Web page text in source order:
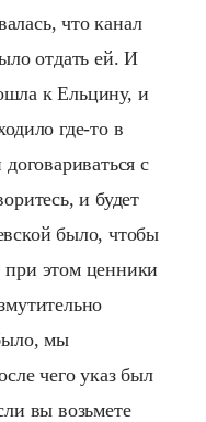
что канал
отдать ей. И
к Ельцину, и
где-то в
с
и будет
было, чтобы
этом ценники
мы
чего указ был
вы возьмете